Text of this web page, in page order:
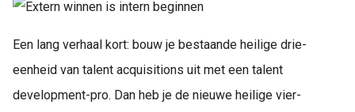
Een lang verhaal kort: bouw je bestaande heilige drie-
eenheid van talent acquisitions uit met een talent
development-pro. Dan heb je de nieuwe heilige vier-